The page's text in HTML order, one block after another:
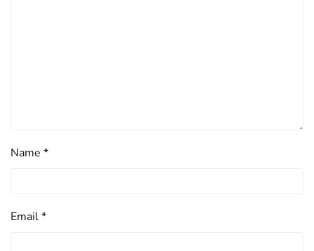
Name *
Email*